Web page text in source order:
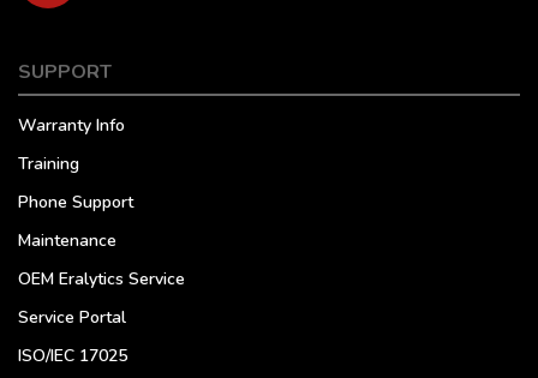
SUPPORT
Warranty Info
Training
Phone Support
Maintenance
OEM Eralytics Service
Service Portal
ISO/IEC 17025